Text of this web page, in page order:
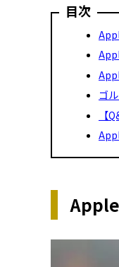
目次
ゴ
【